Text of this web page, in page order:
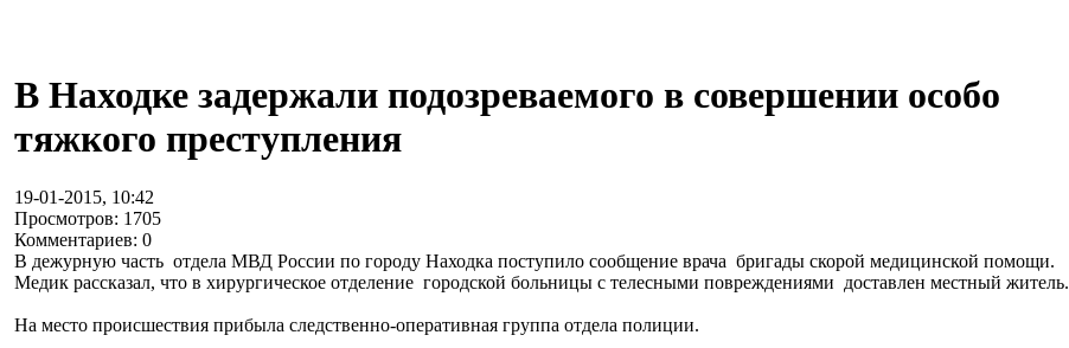
В Находке задержали подозреваемого в совершении особо
тяжкого преступления
19-01-2015, 10:42
Просмотров: 1705
Комментариев: 0
В дежурную часть отдела МВД России по городу Находка поступило сообщение врача бригады скорой медицинской помощи.
Медик рассказал, что в хирургическое отделение городской больницы с телесными повреждениями доставлен местный житель.
На место происшествия прибыла следственно-оперативная группа отдела полиции.